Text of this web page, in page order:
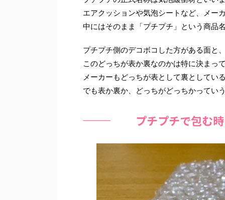
エアクッションや気泡シートなど、メー
中にはそのまま「プチプチ」という商品
プチプチ側のデコボコした方がある面と
このどっちが表か裏なのかは特に決まっ
メーカーもどっちが表として裏としてい
でも表か裏か、どっちがどっちかってい
プチプチで包む